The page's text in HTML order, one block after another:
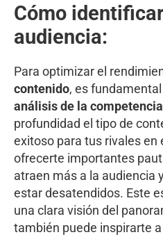
Cómo
audiencia:
Para optimizar el
contenido, es
análisis de la competencia
profundidad el tipo de
exitoso para tus rivales en
ofrecerte importantes
atraen más a la audiencia
estar desatendidos. Este
una clara visión del
también puede inspirarte